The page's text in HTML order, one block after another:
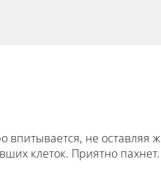
не оставляя
клеток. Приятно